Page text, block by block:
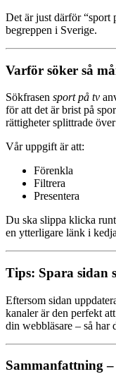
Det är just därför “sport
begreppen i Sverige.
Varför söker så
Sökfrasen sport på tv
för att det är brist på
rättigheter splittrade
Vår uppgift är att:
Förenkla
Filtrera
Presentera
Du ska slippa klicka
en ytterligare länk i
Tips: Spara sidan
Eftersom sidan
kanaler är den perfekt
din webbläsare – så har
Sammanfattning